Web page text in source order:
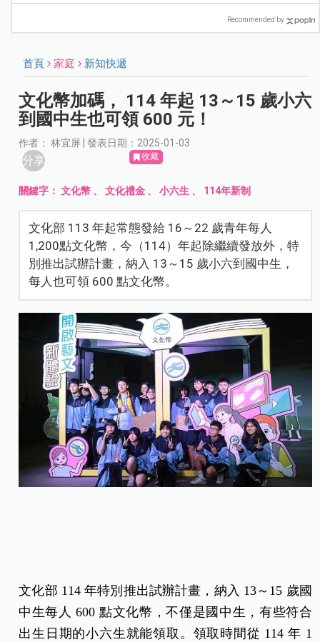
Recommended by
首頁 家庭 新知快遞
文化幣加碼， 114 年起 13～15 歲小六
到國中生也可領 600 元！
作者： 林宜屏 | 發表日期：2025-01-03
分享 收藏
關鍵字：文化幣 、文化禮金 、小六生 、 114年新制
文化部 113 年起常態發給 16～22 歲青年每人
1,200點文化幣，今（114）年起除繼續發放外，特
別推出試辦計畫，納入 13～15 歲小六到國中生，
每人也可領 600 點文化幣。
文化部 114 年特別推出試辦計畫，納入 13～15 歲國
中生每人 600 點文化幣，不僅是國中生，有些符合
出生日期的小六生就能領取。領取時間從 114 年 1